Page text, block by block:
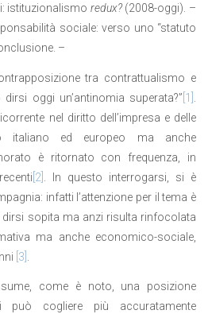
istituzionalismo redux?(2008-oggi). –
sociale: verso uno “statuto
–
tra contrattualismo e
oggi un’antinomia superata?” [1]
nel diritto dell’impresa e delle
italiano ed europeo ma anche
è ritornato con frequenza, in
[2]
. In questo interrogarsi, si è
infatti l’attenzione per il tema è
sopita ma anzi risulta rinfocolata
ma anche economico-sociale,
[3]
come è noto, una posizione
può cogliere più accuratamente